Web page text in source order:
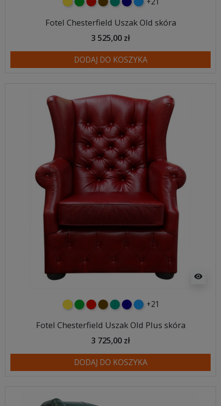
Fotel Chesterfield Uszak Old skóra
3 525,00 zł
DODAJ DO KOSZYKA
visibility
żółtyzielonyczerwony
czekoladowy
turkusowy
granatowy
niebieski
+21
Fotel Chesterfield Uszak Old Plus skóra
3 725,00 zł
DODAJ DO KOSZYKA